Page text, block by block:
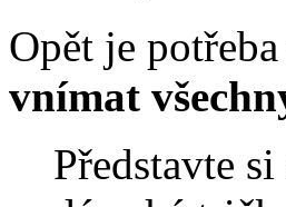
Opět je
vnímat
Představte